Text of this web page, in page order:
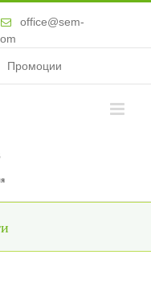
office@sem-
Промоции